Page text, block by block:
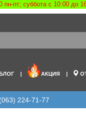
пт; суббота с 10:00 до
АКЦИЯ
(063) 224-71-77